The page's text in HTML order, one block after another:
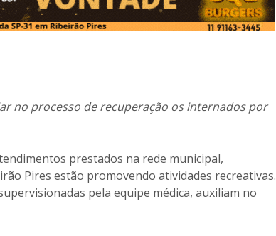
no processo de recuperação os internados por
prestados na rede municipal,
Pires estão promovendo atividades recreativas.
pela equipe médica, auxiliam no